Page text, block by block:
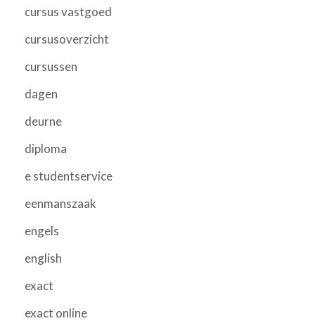
cursus vastgoed
cursusoverzicht
cursussen
dagen
deurne
diploma
e studentservice
eenmanszaak
engels
english
exact
exact online